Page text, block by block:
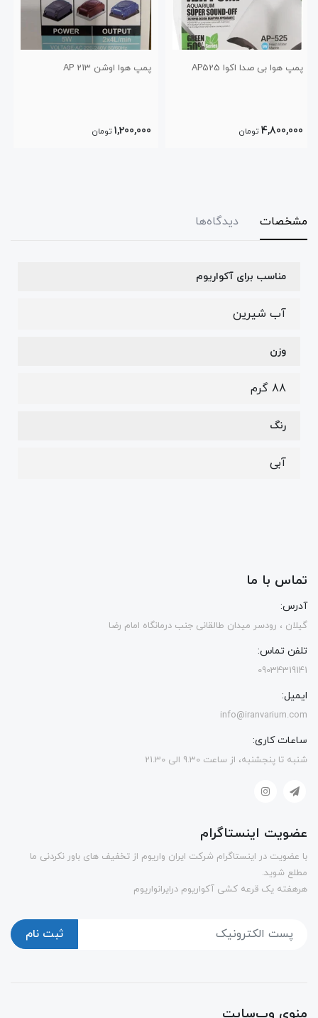
پمپ هوا اوشن AP 213
1,200,000
پمپ هوا اکوا AP-9805
3,600,000
مشخصات دیدگاه‌ها
مناسب برای آکواریوم
آب شیرین
وزن
88 گرم
رنگ
آبی
تماس با ما
آدرس:
گیلان ، رودسر میدان طالقانی جنب درمانگاه امام رضا
تلفن تماس:
09034319141
ایمیل:
info@iranvarium.com
ساعات کاری:
شنبه تا پنجشنبه، از ساعت 9.30 الی 21.30
عضویت اینستاگرام
با عضویت در اینستاگرام شرکت ایران واریوم از تخفیف های باور نکردنی ما
مطلع شوید.
هرهفته یک قرعه کشی آکواریوم درایرانواریوم
ثبت نام
منوی وب‌سایت